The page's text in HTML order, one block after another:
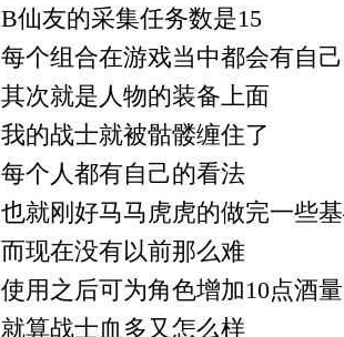
B仙友的采集任务数是15
每个组合在游戏当中都会有自
其次就是人物的装备上面
我的战士就被骷髅缠住了
每个人都有自己的看法
也就刚好马马虎虎的做完一些
而现在没有以前那么难
使用之后可为角色增加10点酒量
就算战士血多又怎么样